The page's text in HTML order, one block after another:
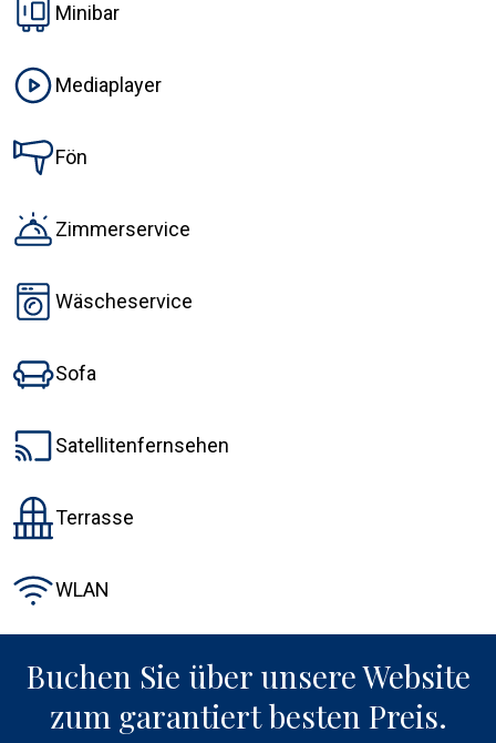
Minibar
Mediaplayer
Fön
Zimmerservice
Wäscheservice
Sofa
Satellitenfernsehen
Terrasse
WLAN
Buchen Sie über unsere Website
zum garantiert besten Preis.